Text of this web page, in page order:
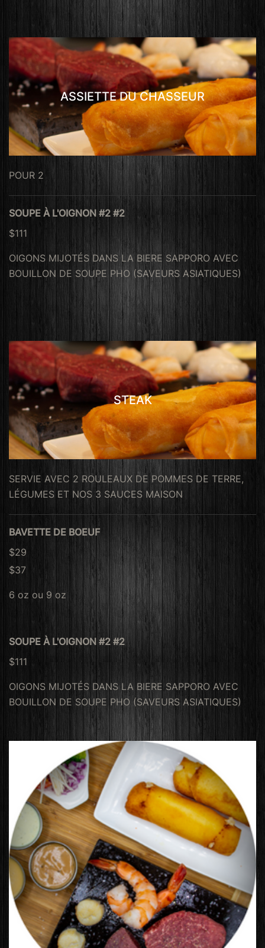
ASSIETTE DU CHASSEUR
POUR 2
SOUPE À L'OIGNON #2 #2
$111
OIGONS MIJOTÉS DANS LA BIERE SAPPORO AVEC
BOUILLON DE SOUPE PHO (SAVEURS ASIATIQUES)
STEAK
SERVIE AVEC 2 ROULEAUX DE POMMES DE TERRE,
LÉGUMES ET NOS 3 SAUCES MAISON
BAVETTE DE BOEUF
$29
$37
6 oz ou 9 oz
SOUPE À L'OIGNON #2 #2
$111
OIGONS MIJOTÉS DANS LA BIERE SAPPORO AVEC
BOUILLON DE SOUPE PHO (SAVEURS ASIATIQUES)